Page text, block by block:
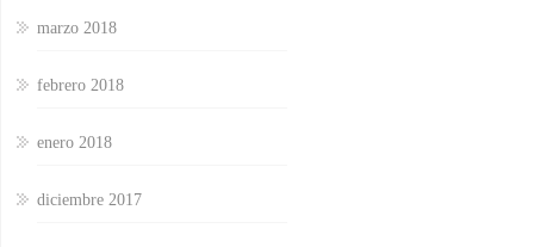
marzo 2018
febrero 2018
enero 2018
diciembre 2017